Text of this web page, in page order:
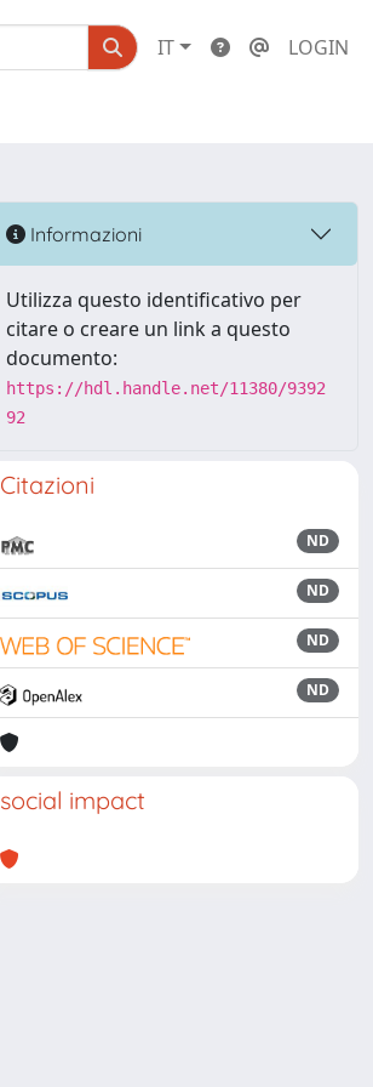
IT LOGIN
Informazioni
Utilizza questo identificativo per
citare o creare un link a questo
documento:
https://hdl.handle.net/11380/9392
92
Citazioni
ND
ND
ND
ND
social impact